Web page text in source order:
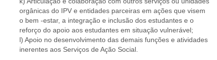
orgânicas do IPV e entidades parceiras em ações que visem
o bem -estar, a integração e inclusão dos estudantes e o
reforço do apoio aos estudantes em situação vulnerável;
l) Apoio no desenvolvimento das demais funções e atividades
inerentes aos Serviços de Ação Social.